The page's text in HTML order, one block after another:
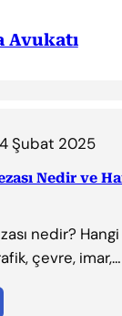
Avukatı
4 Şubat 2025
Nedir ve
nedir?
çevre, imar,…